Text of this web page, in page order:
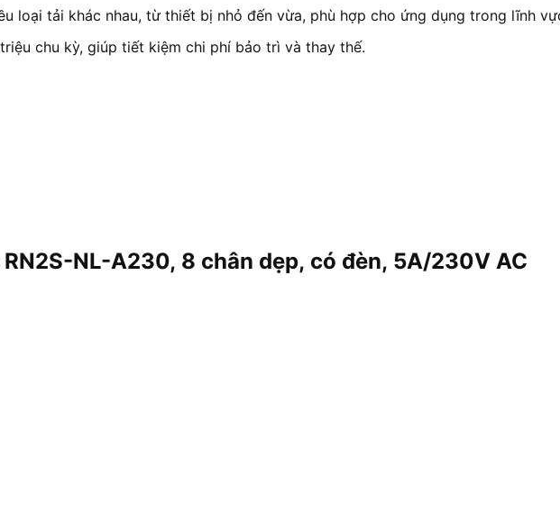
loại tải khác nhau, từ thiết bị nhỏ đến vừa, phù hợp cho ứng dụng trong lĩnh
chu kỳ, giúp tiết kiệm chi phí bảo trì và thay thế.
NL-A230, 8 chân dẹp, có đèn, 5A/230V AC